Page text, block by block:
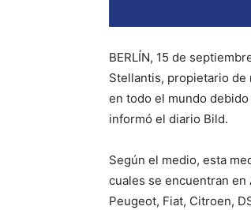
BERLÍN, 15 de
Stellantis, propietario de
en todo el mundo
informó el diario Bild.
Según el medio, esta
cuales se encuentran en
Peugeot, Fiat, Citroen,